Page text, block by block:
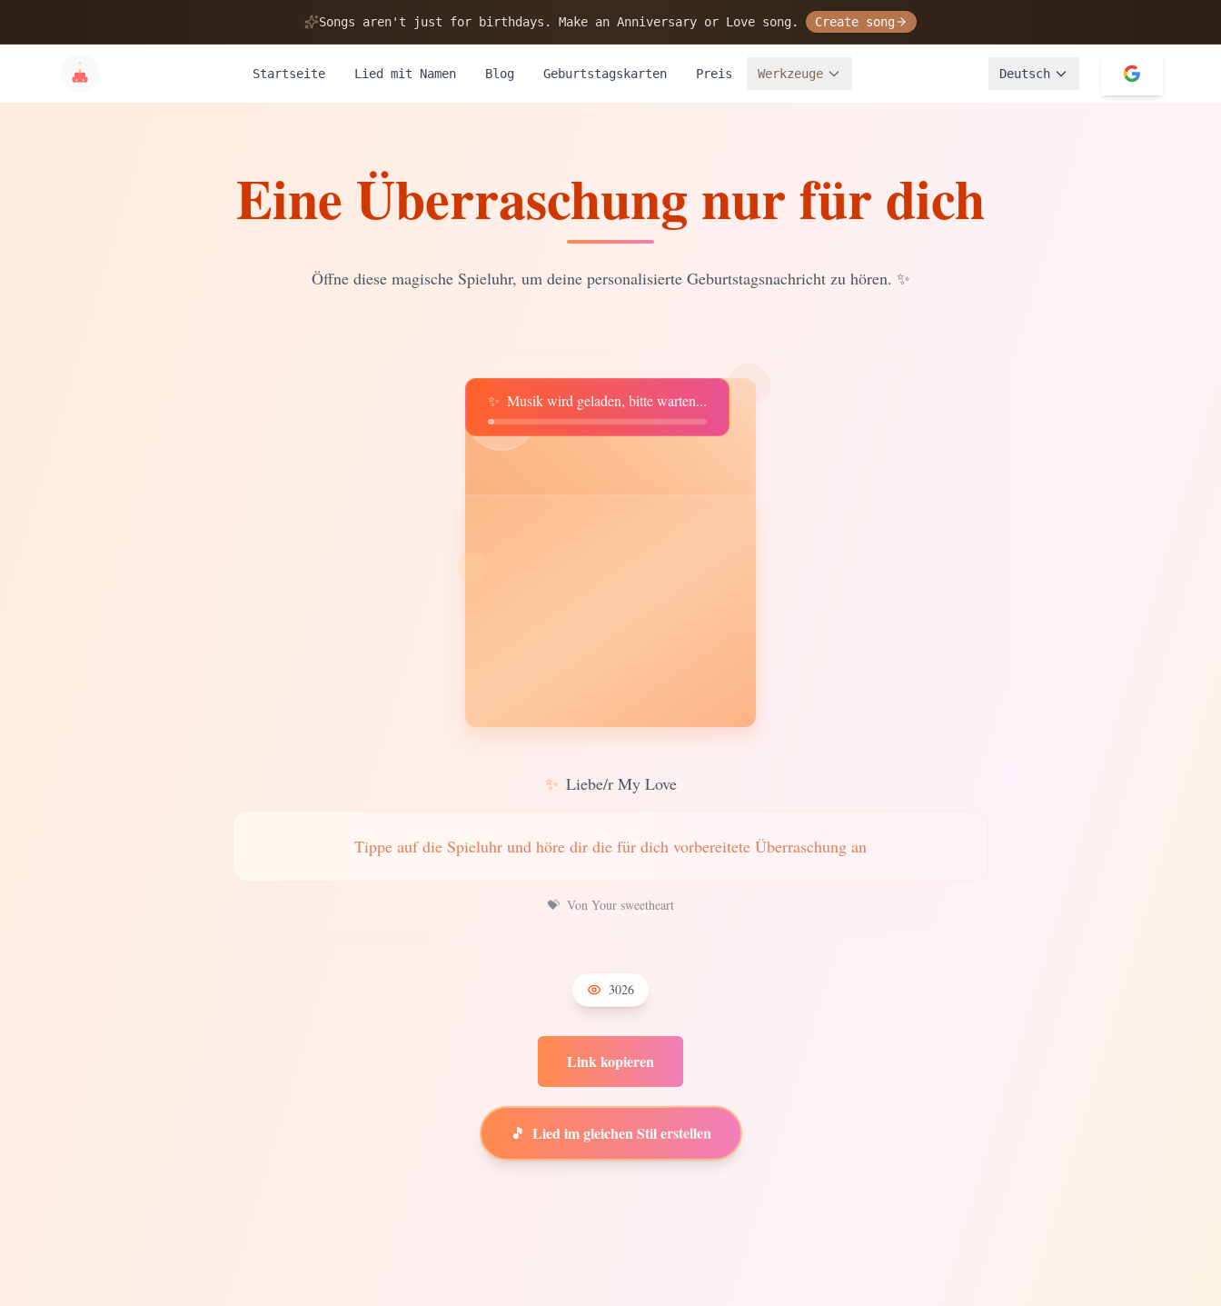
Songs aren't just for birthdays. Make an Anniversary or Love song. Create song
Startseite Lied mit Namen Blog Geburtstagskarten Preis Werkzeuge Deutsch
Eine Überraschung nur für dich
Öffne diese magische Spieluhr, um deine personalisierte Geburtstagsnachricht zu hören. ✨
♫
✨ Musik wird geladen, bitte warten...
✨ Liebe/r My Love
Tippe auf die Spieluhr und höre dir die für dich vorbereitete Überraschung an
💝 Von Your sweetheart
3026
Link kopieren
🎵 Lied im gleichen Stil erstellen